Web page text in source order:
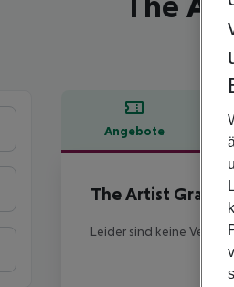
Angebote
The Artist Grand
Leider sind keine